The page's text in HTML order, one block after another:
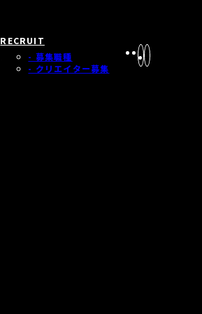
RECRUIT
- 募集職種
- クリエイター募集